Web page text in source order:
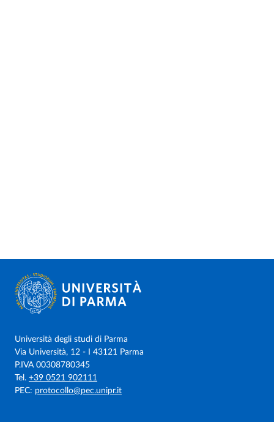
Università degli studi di Parma
Via Università, 12 - I 43121 Parma
P.IVA 00308780345
Tel. +39 0521 902111
PEC: protocollo@pec.unipr.it